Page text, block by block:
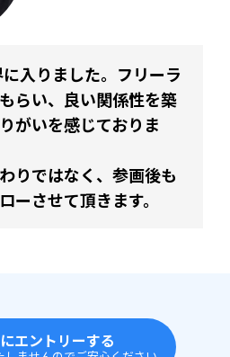
入りました。フリーラ
らい、良い関係性を築
がいを感じておりま
りではなく、参画後も
ーさせて頂きます。
エントリーする